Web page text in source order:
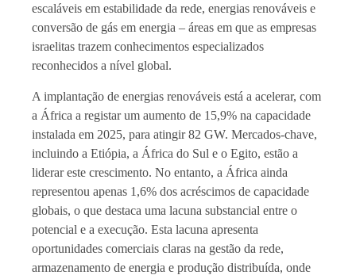
escaláveis em estabilidade da rede, energias renováveis e
conversão de gás em energia – áreas em que as empresas
israelitas trazem conhecimentos especializados
reconhecidos a nível global.
A implantação de energias renováveis está a acelerar, com
a África a registar um aumento de 15,9% na capacidade
instalada em 2025, para atingir 82 GW. Mercados-chave,
incluindo a Etiópia, a África do Sul e o Egito, estão a
liderar este crescimento. No entanto, a África ainda
representou apenas 1,6% dos acréscimos de capacidade
globais, o que destaca uma lacuna substancial entre o
potencial e a execução. Esta lacuna apresenta
oportunidades comerciais claras na gestão da rede,
armazenamento de energia e produção distribuída, onde